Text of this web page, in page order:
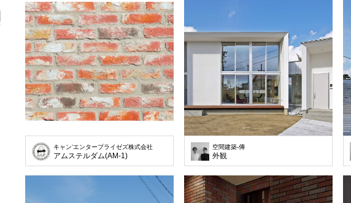
キャン’エンタープライゼズ株式会社
アムステルダム(AM-1)
空間建築-傳
外観